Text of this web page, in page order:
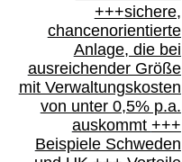
+++sichere,
chancenorientierte
Anlage, die bei
ausreichender Größe
mit Verwaltungskosten
von unter 0,5% p.a.
auskommt +++
Beispiele Schweden